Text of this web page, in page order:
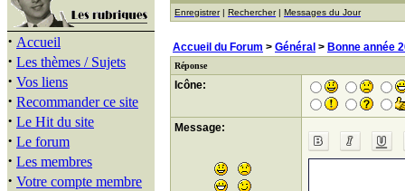
· Accueil
· Les thèmes / Sujets
· Vos liens
· Recommander ce site
· Le Hit du site
· Le forum
· Les membres
· Votre compte membre
Enregistrer| Rechercher| Messages du Jour
Accueil du Forum > Général > Bonne année
Réponse
Icône:
Message: